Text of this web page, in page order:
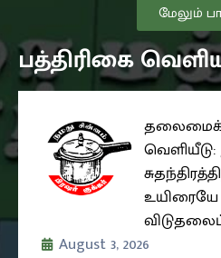
மேலும்
பத்திரிகை
தலைமைக்
வெளியீடு:
August 3, 2026